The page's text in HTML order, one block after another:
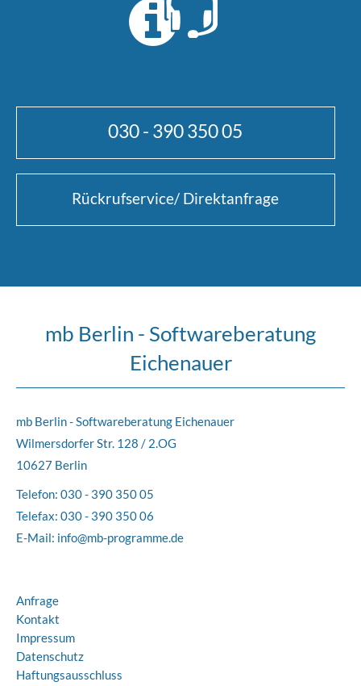
030 - 390 350 05
Rückrufservice/ Direktanfrage
mb Berlin - Softwareberatung
Eichenauer
mb Berlin - Softwareberatung Eichenauer
Wilmersdorfer Str. 128 / 2.OG
10627 Berlin
Telefon: 030 - 390 350 05
Telefax: 030 - 390 350 06
E-Mail: info@mb-programme.de
Anfrage
Kontakt
Impressum
Datenschutz
Haftungsausschluss